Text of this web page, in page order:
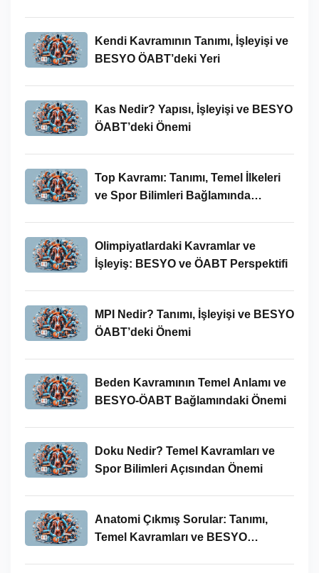
Kendi Kavramının Tanımı, İşleyişi ve
BESYO ÖABT’deki Yeri
Kas Nedir? Yapısı, İşleyişi ve BESYO
ÖABT’deki Önemi
Top Kavramı: Tanımı, Temel İlkeleri
ve Spor Bilimleri Bağlamında
Olimpiyatlardaki Kavramlar ve
İşleyiş: BESYO ve ÖABT Perspektifi
MPI Nedir? Tanımı, İşleyişi ve BESYO
ÖABT’deki Önemi
Beden Kavramının Temel Anlamı ve
BESYO-ÖABT Bağlamındaki Önemi
Doku Nedir? Temel Kavramları ve
Spor Bilimleri Açısından Önemi
Anatomi Çıkmış Sorular: Tanımı,
Temel Kavramları ve BESYO